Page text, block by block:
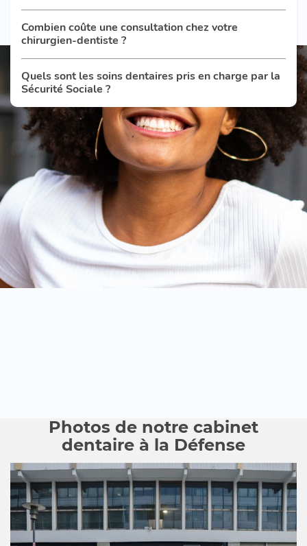
Combien coûte une consultation chez votre
chirurgien-dentiste ?
Quels sont les soins dentaires pris en charge par la
Sécurité Sociale ?
Photos de notre cabinet
dentaire à la Défense